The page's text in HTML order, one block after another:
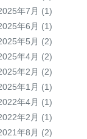
年7月 (1)
年6月 (1)
年5月 (2)
年4月 (2)
年2月 (2)
年1月 (1)
年4月 (1)
年2月 (1)
年8月 (2)